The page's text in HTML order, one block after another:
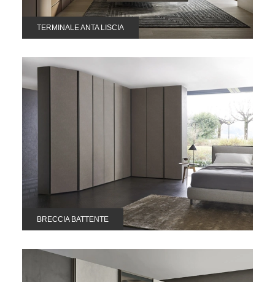
TERMINALE ANTA LISCIA
BRECCIA BATTENTE